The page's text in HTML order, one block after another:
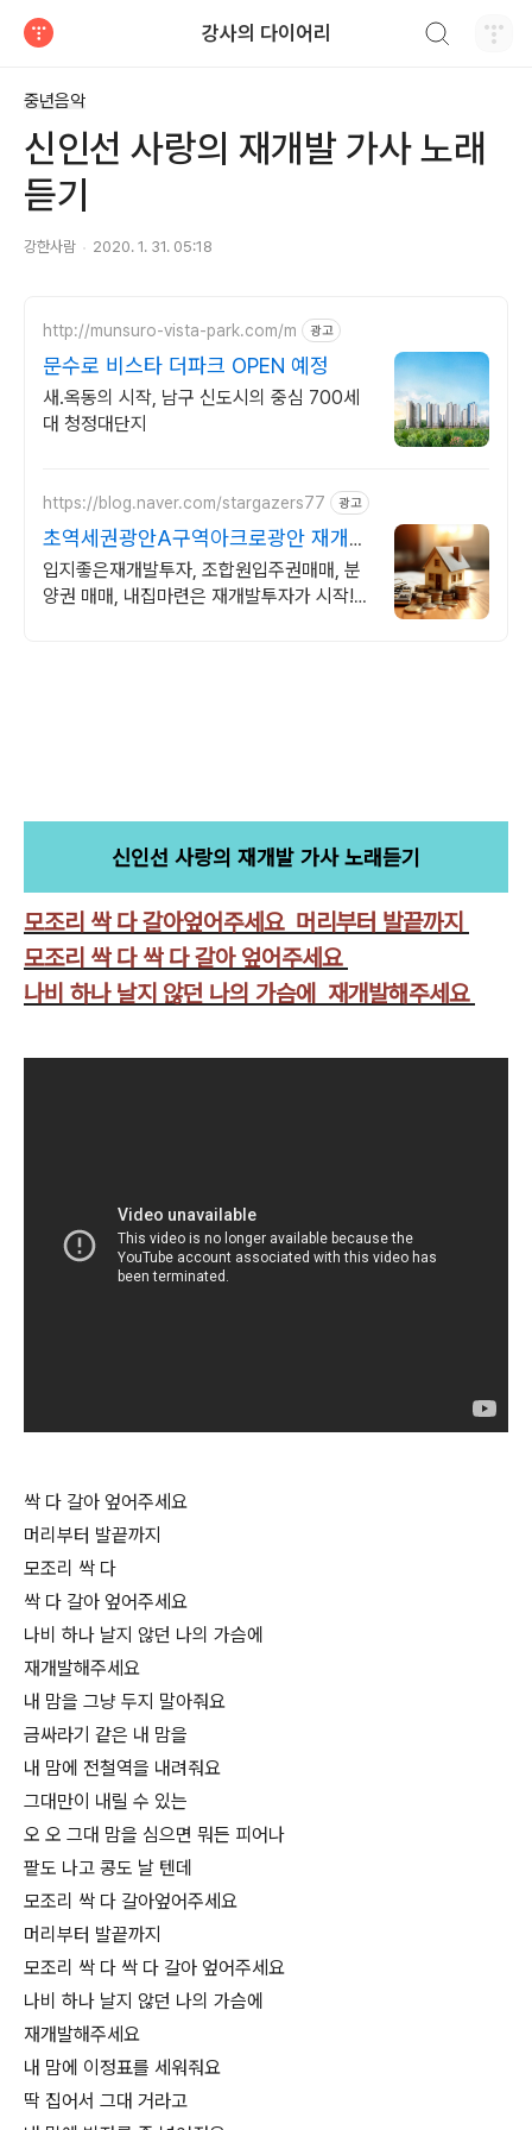
강사의 다이어리
중년음악
신인선 사랑의 재개발 가사 노래
듣기
강한사람 2020. 1. 31. 05:18
http://munsuro-vista-park.com/m 광고
문수로 비스타 더파크 OPEN 예정
새.옥동의 시작, 남구 신도시의 중심 700세
대 청정대단지
https://blog.naver.com/stargazers77 광고
초역세권광안A구역아크로광안 재개발
무료상담
입지좋은재개발투자, 조합원입주권매매, 분
양권 매매, 내집마련은 재개발투자가 시작!
신인선 사랑의 재개발 가사 노래듣기
모조리 싹 다 갈아엎어주세요 머리부터 발끝까지
모조리 싹 다 싹 다 갈아 엎어주세요
나비 하나 날지 않던 나의 가슴에 재개발해주세요
싹 다 갈아 엎어주세요
머리부터 발끝까지
모조리 싹 다
싹 다 갈아 엎어주세요
나비 하나 날지 않던 나의 가슴에
재개발해주세요
내 맘을 그냥 두지 말아줘요
금싸라기 같은 내 맘을
내 맘에 전철역을 내려줘요
그대만이 내릴 수 있는
오 오 그대 맘을 심으면 뭐든 피어나
팥도 나고 콩도 날 텐데
모조리 싹 다 갈아엎어주세요
머리부터 발끝까지
모조리 싹 다 싹 다 갈아 엎어주세요
나비 하나 날지 않던 나의 가슴에
재개발해주세요
내 맘에 이정표를 세워줘요
딱 집어서 그대 거라고